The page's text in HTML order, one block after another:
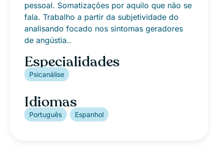
pessoal. Somatizações por aquilo que não se
fala. Trabalho a partir da subjetividade do
analisando focado nos sintomas geradores
de angústia..
Especialidades
Psicanálise
Idiomas
Português Espanhol